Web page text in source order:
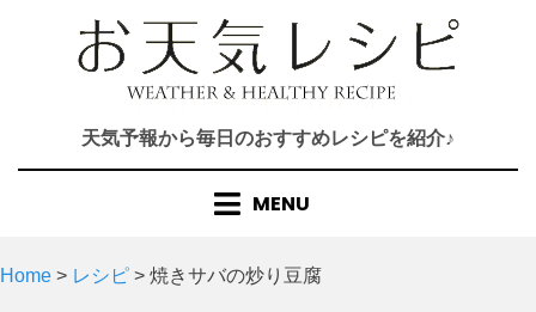
天気予報から毎日のおすすめレシピを紹介♪
MENU
Home > レシピ > 焼きサバの炒り豆腐